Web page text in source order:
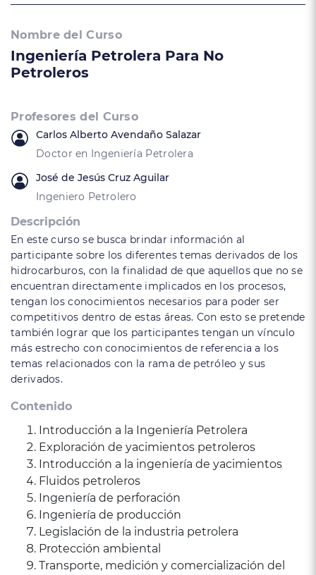
Nombre del Curso
Ingeniería Petrolera Para No
Petroleros
Profesores del Curso
Carlos Alberto Avendaño Salazar
Doctor en Ingeniería Petrolera
José de Jesús Cruz Aguilar
Ingeniero Petrolero
Descripción
En este curso se busca brindar información al
participante sobre los diferentes temas derivados de los
hidrocarburos, con la finalidad de que aquellos que no se
encuentran directamente implicados en los procesos,
tengan los conocimientos necesarios para poder ser
competitivos dentro de estas áreas. Con esto se pretende
también lograr que los participantes tengan un vínculo
más estrecho con conocimientos de referencia a los
temas relacionados con la rama de petróleo y sus
derivados.
Contenido
Introducción a la Ingeniería Petrolera
Exploración de yacimientos petroleros
Introducción a la ingeniería de yacimientos
Fluidos petroleros
Ingeniería de perforación
Ingeniería de producción
Legislación de la industria petrolera
Protección ambiental
Transporte, medición y comercialización del